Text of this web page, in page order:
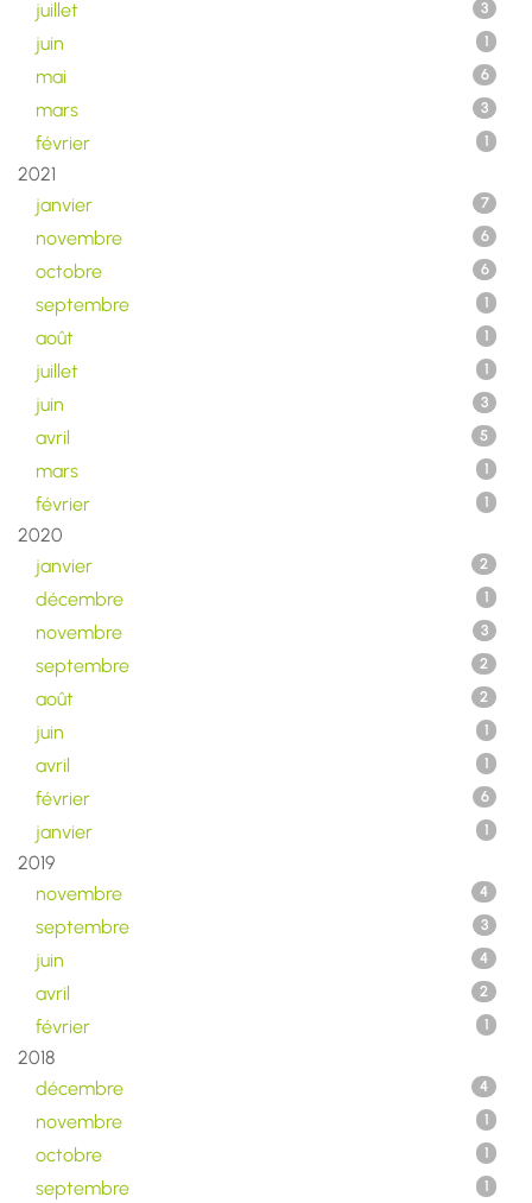
juillet 3
juin 1
mai 6
mars 3
février 1
2021
janvier
7
novembre 6
octobre 6
septembre 1
août 1
juillet 1
juin 3
avril 5
mars 1
février 1
2020
janvier
2
décembre 1
novembre 3
septembre 2
août 2
juin 1
avril 1
février 6
janvier 1
2019
novembre
4
septembre 3
juin 4
avril 2
février 1
2018
décembre
4
novembre 1
octobre 1
septembre 1